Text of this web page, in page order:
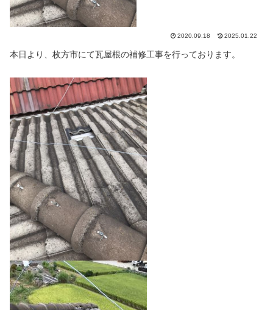
2020.09.18 2025.01.22
本日より、枚方市にて瓦屋根の補修工事を行っております。